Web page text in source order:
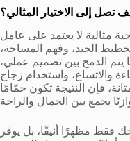
تصل إلى الاختيار المثالي؟
مثالية لا يعتمد على عامل
الجيد، وفهم المساحة،
يتم الدمج بين تصميم عملي،
والاتساع، واستخدام زجاج
فإن النتيجة تكون حمّامًا
فقط مظهرًا أنيقًا، بل يوفر